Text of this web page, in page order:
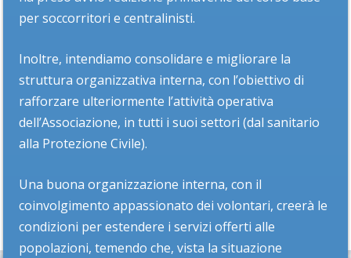
per soccorritori e centralinisti.
Inoltre, intendiamo consolidare e migliorare la
struttura organizzativa interna, con l’obiettivo di
rafforzare ulteriormente l’attività operativa
dell’Associazione, in tutti i suoi settori (dal sanitario
alla Protezione Civile).
Una buona organizzazione interna, con il
coinvolgimento appassionato dei volontari, creerà le
condizioni per estendere i servizi offerti alle
popolazioni, temendo che, vista la situazione